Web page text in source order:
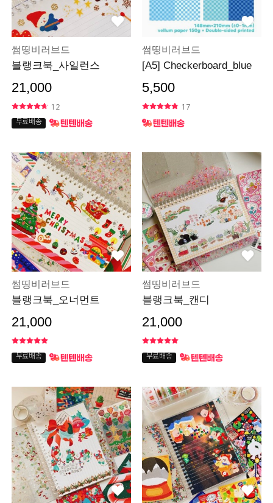
썸띵비러브드
블랭크북_사일런스
21,000
12
무료배송
썸띵비러브드
[A5] Checkerboard_blue
5,500
17
썸띵비러브드
블랭크북_오너먼트
21,000
무료배송
썸띵비러브드
블랭크북_캔디
21,000
무료배송